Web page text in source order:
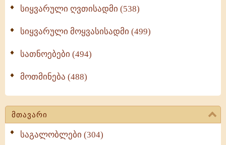
სიყვარული ღვთისადმი (538)
სიყვარული მოყვასისადმი (499)
სათნოებები (494)
მოთმინება (488)
მთავარი
საგალობლები (304)